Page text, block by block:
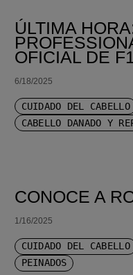
ÚLTIMA
OFICIAL DE
6/18/2025
CUIDADO DEL CABELLO
CABELLO DAÑADO Y
CONOCE A
1/16/2025
CUIDADO DEL CABELLO
PEINADOS